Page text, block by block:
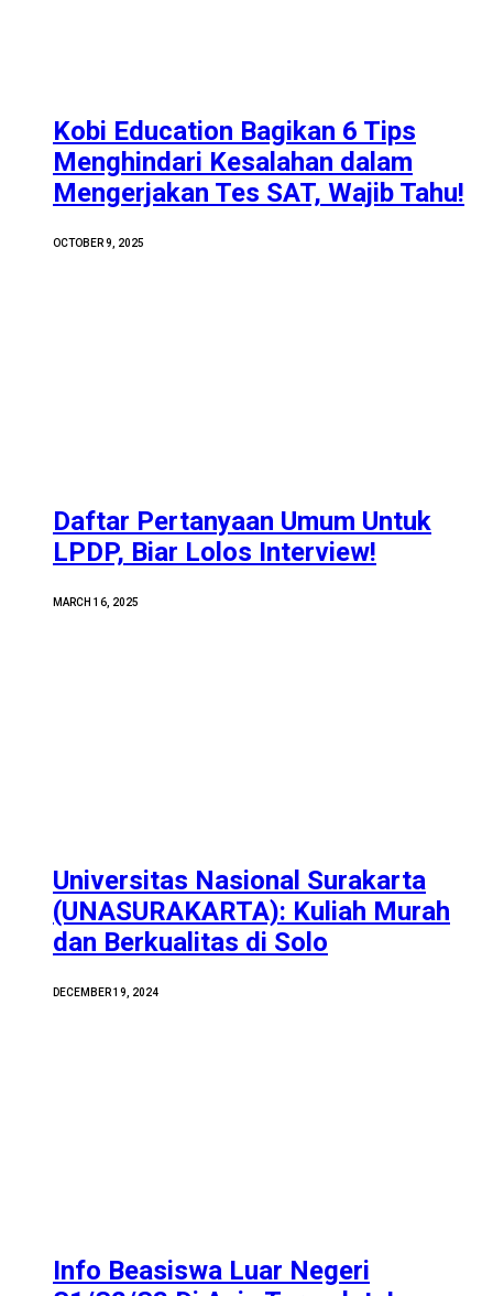
Kobi Education Bagikan 6 Tips
Menghindari Kesalahan dalam
Mengerjakan Tes SAT, Wajib Tahu!
OCTOBER 9, 2025
Daftar Pertanyaan Umum Untuk
LPDP, Biar Lolos Interview!
MARCH 16, 2025
Universitas Nasional Surakarta
(UNASURAKARTA): Kuliah Murah
dan Berkualitas di Solo
DECEMBER 19, 2024
Info Beasiswa Luar Negeri